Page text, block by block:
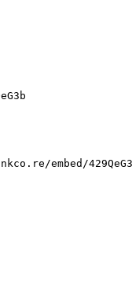
embed/